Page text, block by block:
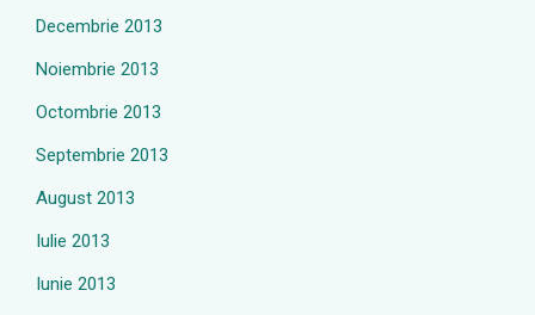
Decembrie 2013
Noiembrie 2013
Octombrie 2013
Septembrie 2013
August 2013
Iulie 2013
Iunie 2013